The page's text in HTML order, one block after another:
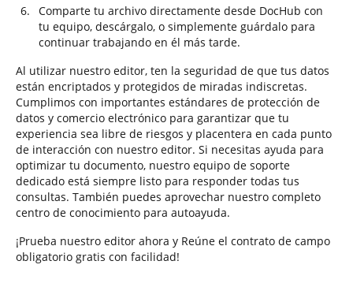
Comparte tu archivo directamente desde DocHub con
tu equipo, descárgalo, o simplemente guárdalo para
continuar trabajando en él más tarde.
Al utilizar nuestro editor, ten la seguridad de que tus datos
están encriptados y protegidos de miradas indiscretas.
Cumplimos con importantes estándares de protección de
datos y comercio electrónico para garantizar que tu
experiencia sea libre de riesgos y placentera en cada punto
de interacción con nuestro editor. Si necesitas ayuda para
optimizar tu documento, nuestro equipo de soporte
dedicado está siempre listo para responder todas tus
consultas. También puedes aprovechar nuestro completo
centro de conocimiento para autoayuda.
¡Prueba nuestro editor ahora y Reúne el contrato de campo
obligatorio gratis con facilidad!